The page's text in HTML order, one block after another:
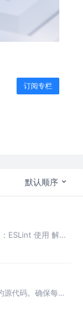
订阅专栏
默认顺序
ESLint 使用 解析
的规则定义了
代码。确保每个
提交规范等。 确定